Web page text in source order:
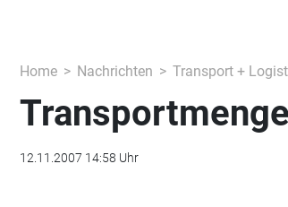
Home Nachrichten Transport +
12.11.2007 14:58 Uhr